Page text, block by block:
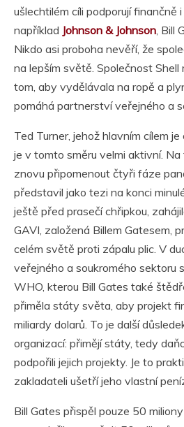
ušlechtilém cíli podporují finančně
například Johnson & Johnson , Bill
Nikdo asi proboha nevěří, že
na lepším světě. Společnost Shell
tom, aby vydělávala na ropě a
pomáhá partnerství veřejného a
Ted Turner, jehož hlavním cílem
je v tomto směru velmi aktivní.
znovu připomenout čtyři fáze
představil jako tezi na konci
ještě před prasečí chřipkou,
GAVI, založená Billem Gatesem,
celém světě proti zápalu plic. V
veřejného a soukromého sektoru
WHO, kterou Bill Gates také
přiměla státy světa, aby projekt
miliardy dolarů. To je další
organizací: přimějí státy, tedy
podpořili jejich projekty. Je to
zakladateli ušetří jeho vlastní
Bill Gates přispěl pouze 50